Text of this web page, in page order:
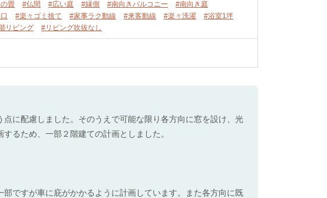
畳 #仏間 #広い庭 #縁側 #南向きバルコニー
#南向き庭
#楽々ゴミ捨て #家事ラク動線 #来客動線 #楽々洗濯
#浴室1坪
リビング #リビング吹抜なし
に配慮しました。そのうえで可能な限り各方向に窓を設け、光
るため、一部２階建ての計画としました。
ですが車に庇がかかるように計画しています。また各方向に既